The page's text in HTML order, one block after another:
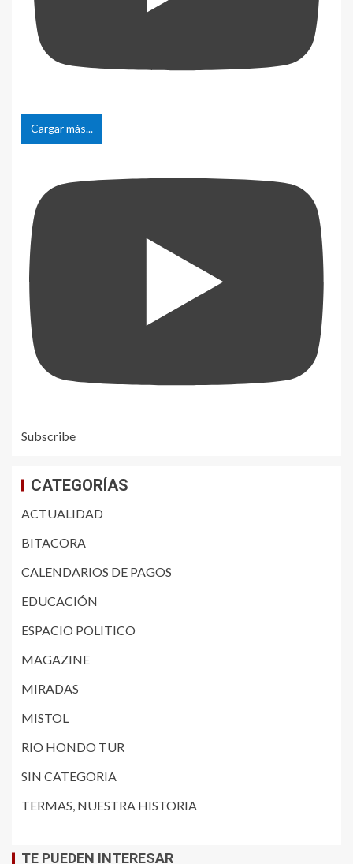
Cargar más...
Subscribe
CATEGORÍAS
ACTUALIDAD
BITACORA
CALENDARIOS DE PAGOS
EDUCACIÓN
ESPACIO POLITICO
MAGAZINE
MIRADAS
MISTOL
RIO HONDO TUR
SIN CATEGORIA
TERMAS, NUESTRA HISTORIA
TE PUEDEN INTERESAR